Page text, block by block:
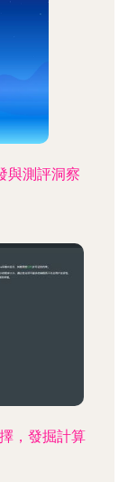
與測評洞察
，發掘計算